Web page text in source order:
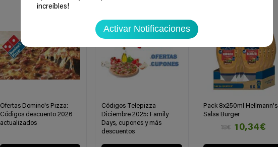
increíbles!
Activar Notificaciones
Ofertas Domino's Pizza:
Códigos descuento 2026
actualizados
Códigos Telepizza
Diciembre 2025: Family
Days, cupones y más
descuentos
Pack 8x250ml Hellmann's
Salsa Burger
18€
10,34€